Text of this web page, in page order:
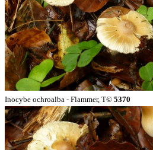
Inocybe ochroalba - Flammer, T© 5370